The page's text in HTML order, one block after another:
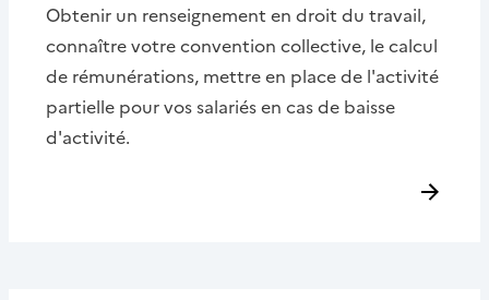
Obtenir un renseignement en droit du travail,
connaître votre convention collective, le calcul
de rémunérations, mettre en place de l'activité
partielle pour vos salariés en cas de baisse
d'activité.